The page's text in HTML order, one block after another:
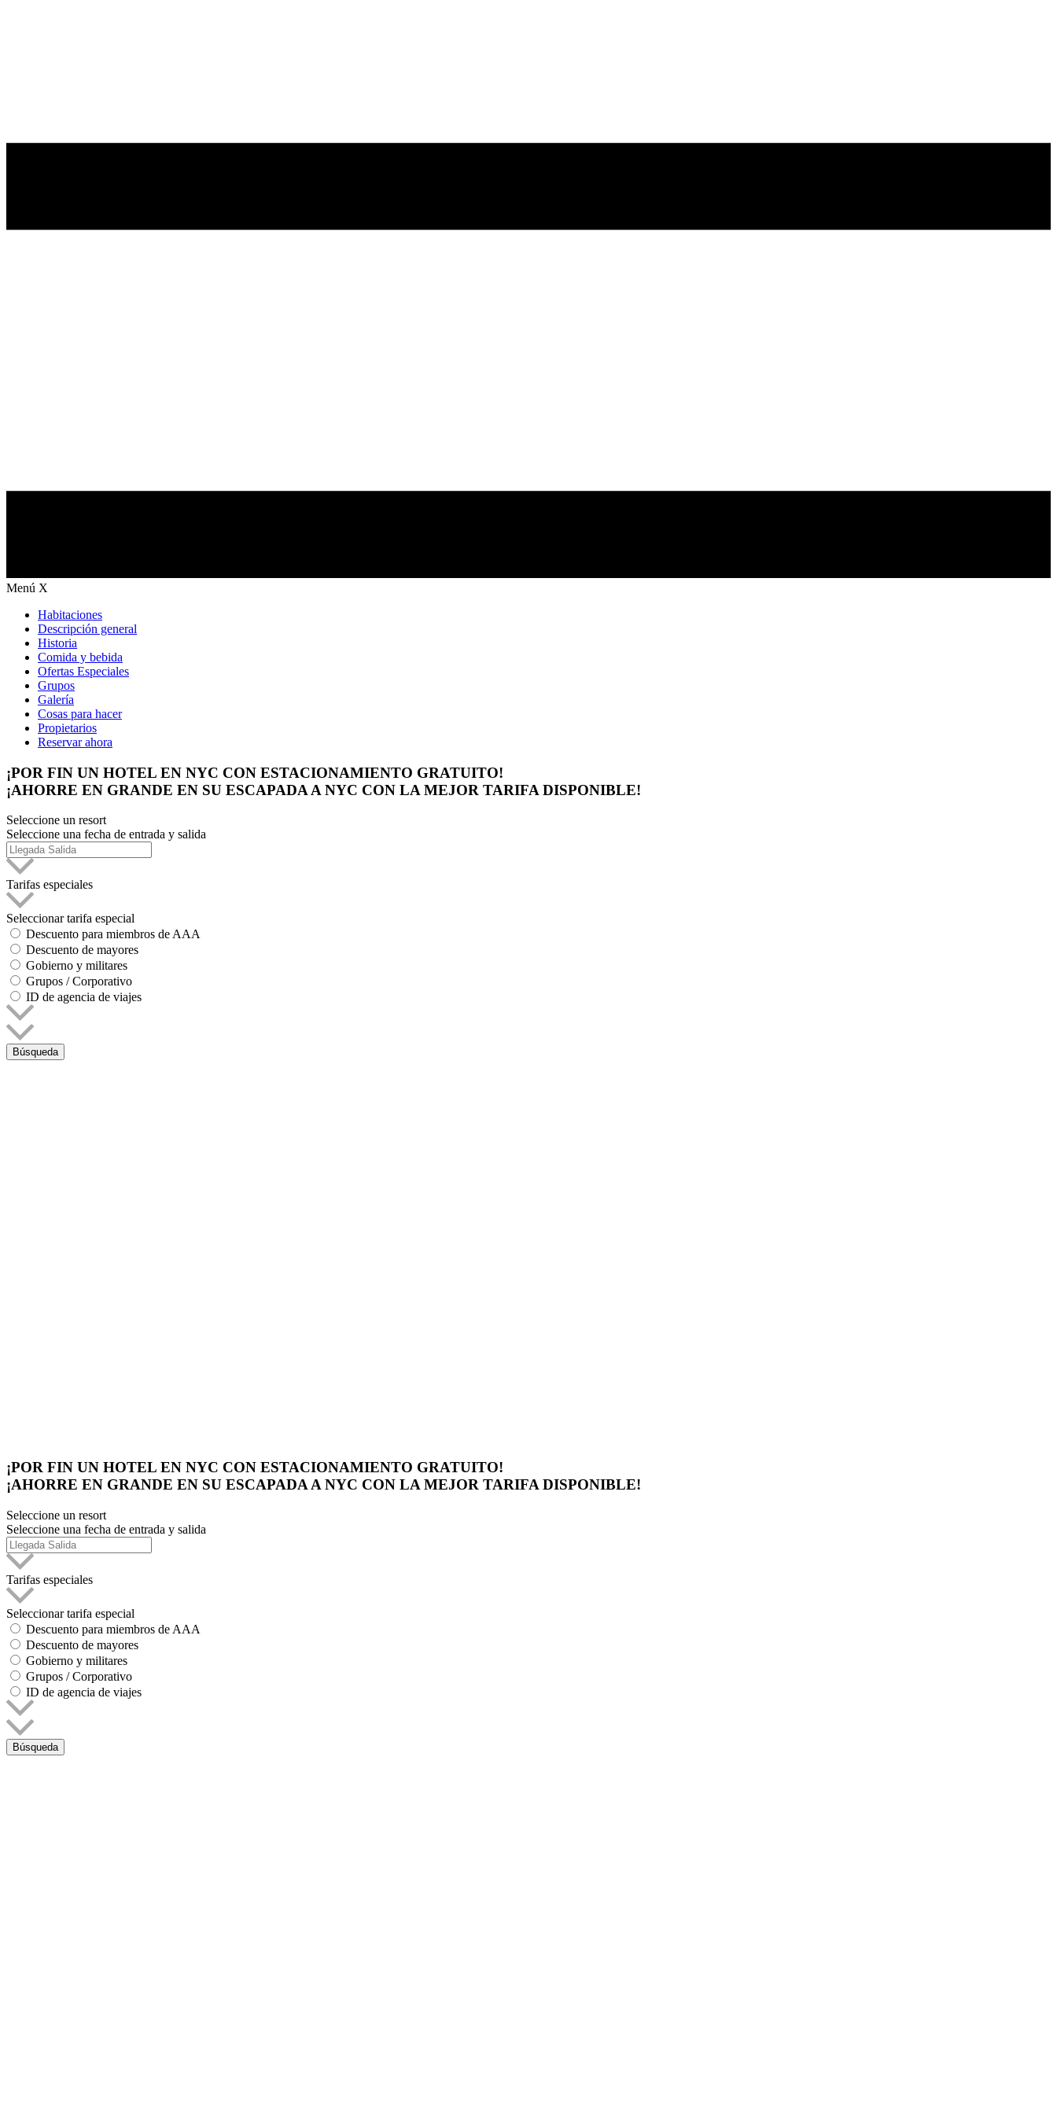
Menú X
Habitaciones
Descripción general
Historia
Comida y bebida
Ofertas Especiales
Grupos
Galería
Cosas para hacer
Propietarios
Reservar ahora
¡POR FIN UN HOTEL EN NYC CON ESTACIONAMIENTO GRATUITO!
¡AHORRE EN GRANDE EN SU ESCAPADA A NYC CON LA MEJOR TARIFA DISPONIBLE!
Seleccione un resort
Seleccione una fecha de entrada y salida
Tarifas especiales
Seleccionar tarifa especial
Descuento para miembros de AAA
Descuento de mayores
Gobierno y militares
Grupos / Corporativo
ID de agencia de viajes
Búsqueda
¡POR FIN UN HOTEL EN NYC CON ESTACIONAMIENTO GRATUITO!
¡AHORRE EN GRANDE EN SU ESCAPADA A NYC CON LA MEJOR TARIFA DISPONIBLE!
Seleccione un resort
Seleccione una fecha de entrada y salida
Tarifas especiales
Seleccionar tarifa especial
Descuento para miembros de AAA
Descuento de mayores
Gobierno y militares
Grupos / Corporativo
ID de agencia de viajes
Búsqueda